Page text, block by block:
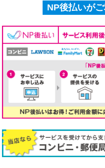
NP後払いが